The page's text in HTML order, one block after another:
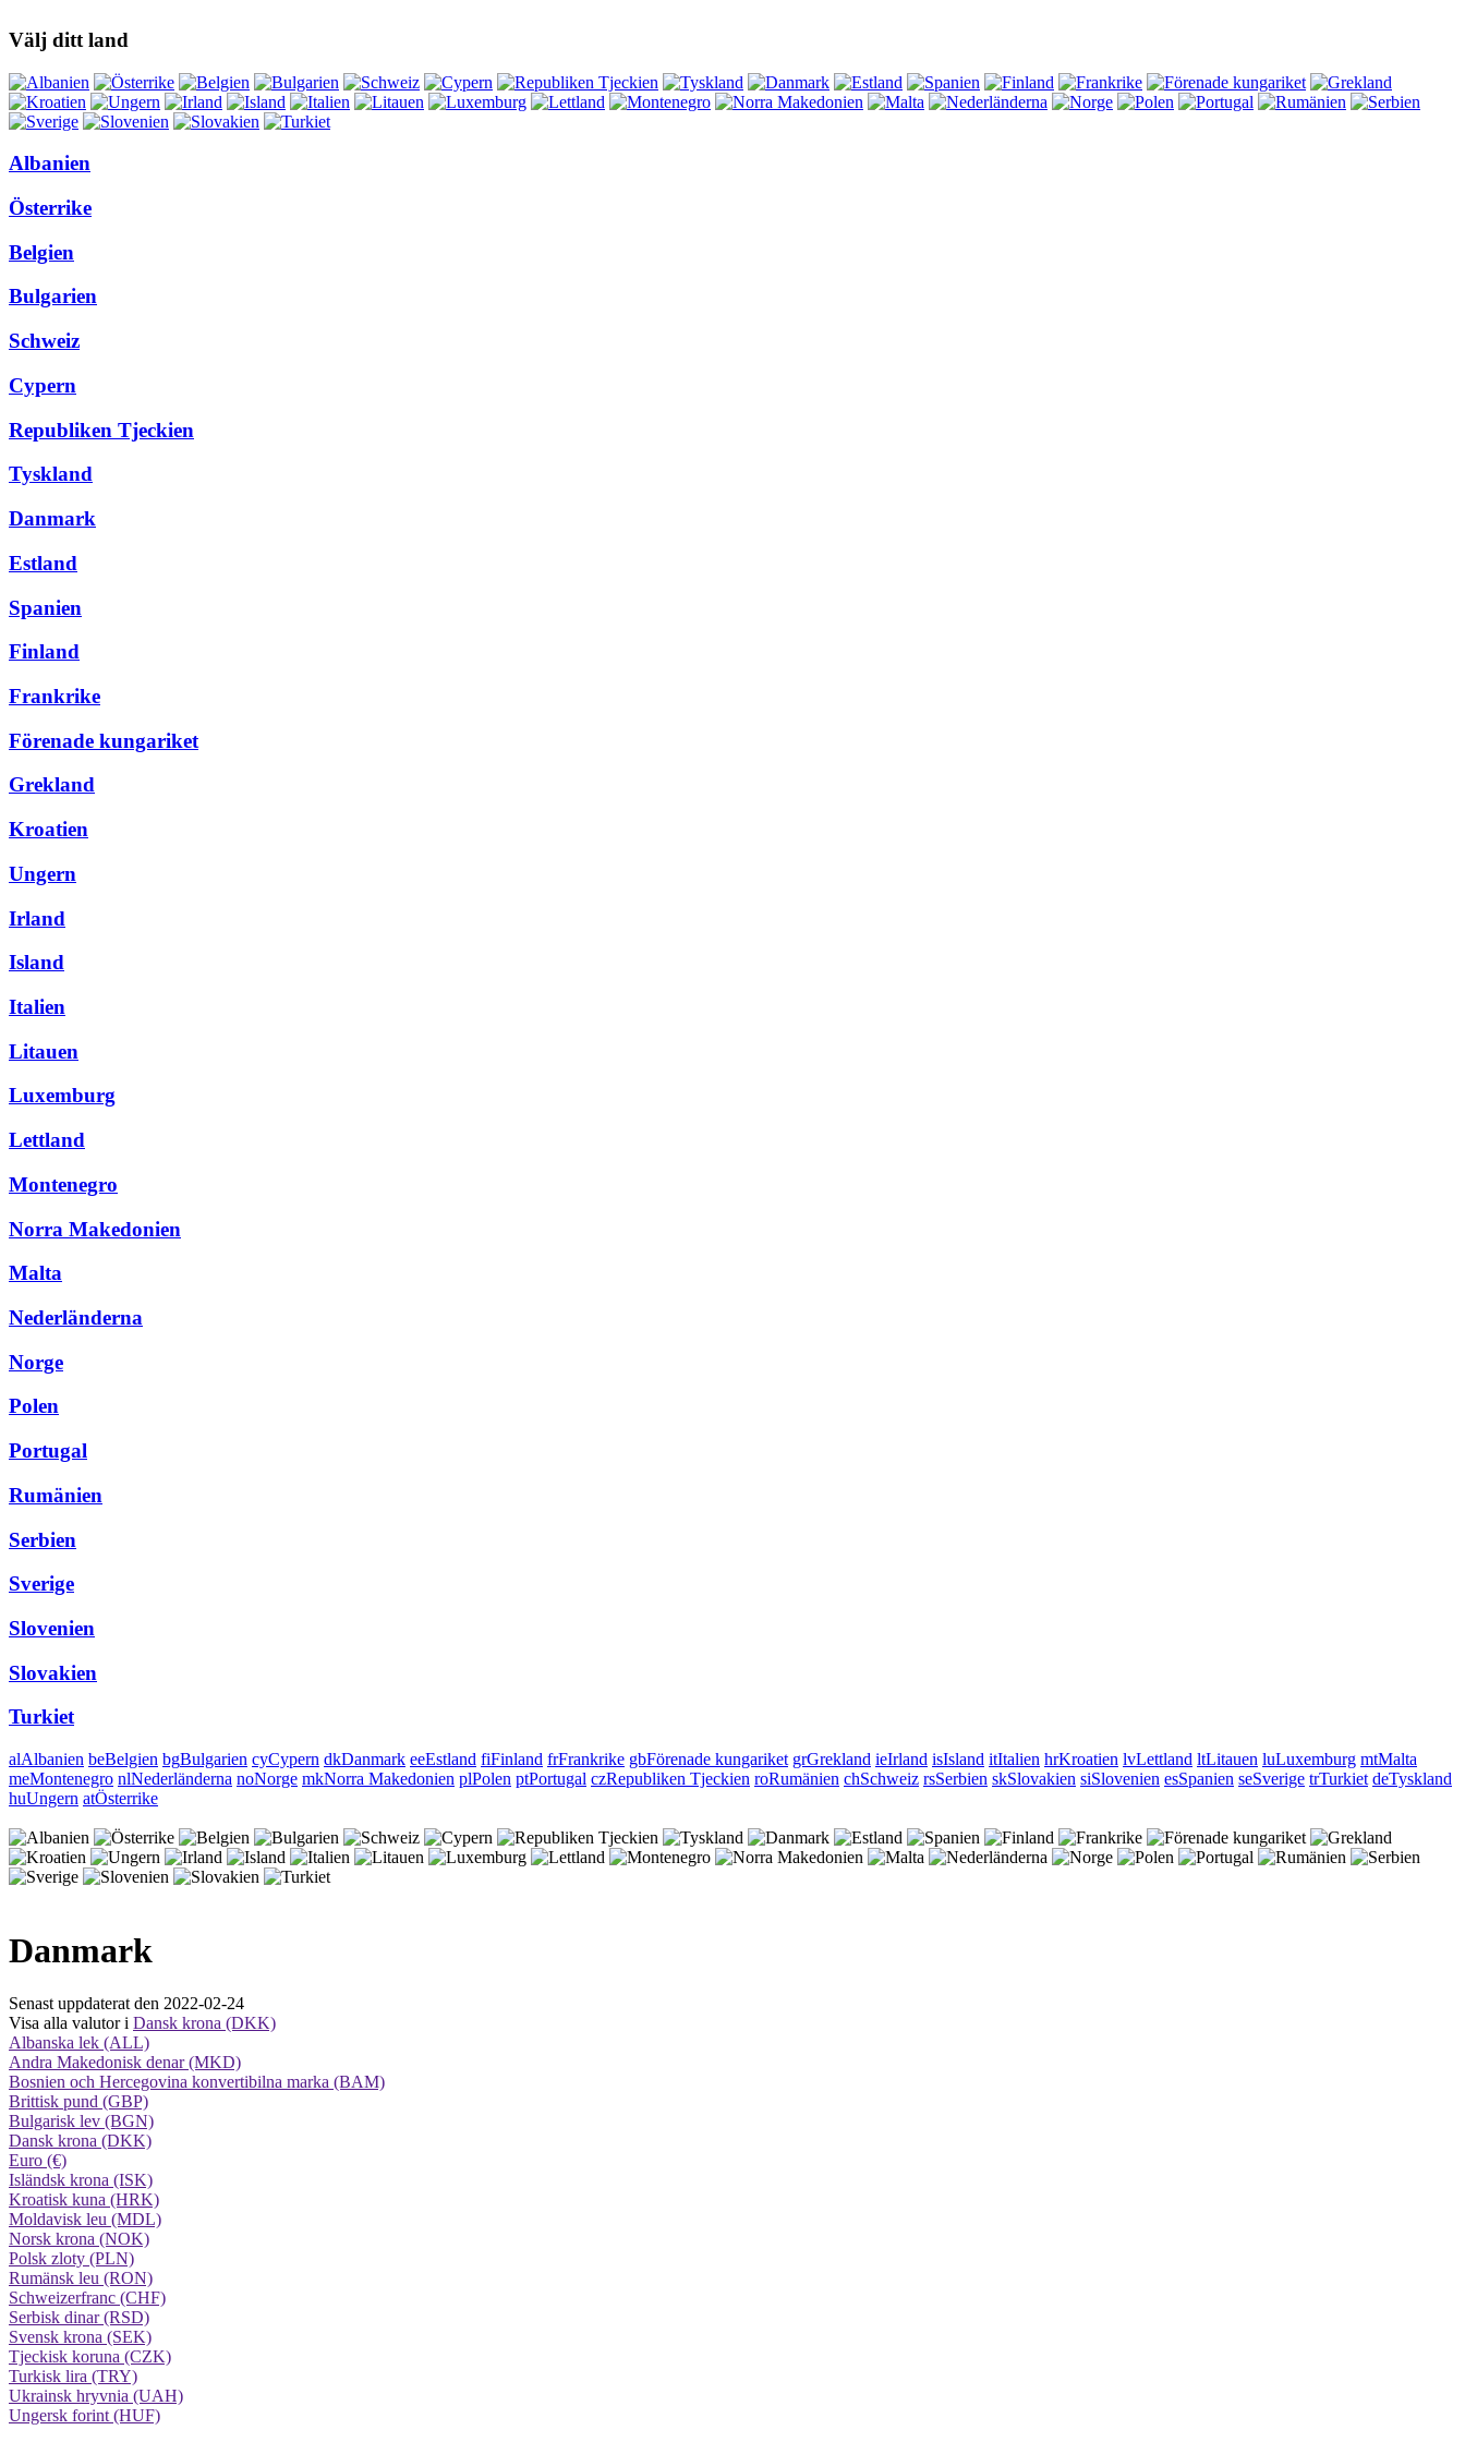
Välj ditt land
Albanien
Österrike
Belgien
Bulgarien
Schweiz
Cypern
Republiken Tjeckien
Tyskland
Danmark
Estland
Spanien
Finland
Frankrike
Förenade kungariket
Grekland
Kroatien
Ungern
Irland
Island
Italien
Litauen
Luxemburg
Lettland
Montenegro
Norra Makedonien
Malta
Nederländerna
Norge
Polen
Portugal
Rumänien
Serbien
Sverige
Slovenien
Slovakien
Turkiet
alAlbanien beBelgien bgBulgarien cyCypern dkDanmark eeEstland fiFinland frFrankrike gbFörenade kungariket grGrekland ieIrland isIsland itItalien hrKroatien lvLettland ltLitauen luLuxemburg mtMalta
meMontenegro nlNederländerna noNorge mkNorra Makedonien plPolen ptPortugal czRepubliken Tjeckien roRumänien chSchweiz rsSerbien skSlovakien siSlovenien esSpanien seSverige trTurkiet deTyskland
huUngern atÖsterrike
Danmark
Senast uppdaterat den 2022-02-24
Visa alla valutor i Dansk krona (DKK)
Albanska lek (ALL)
Andra Makedonisk denar (MKD)
Bosnien och Hercegovina konvertibilna marka (BAM)
Brittisk pund (GBP)
Bulgarisk lev (BGN)
Dansk krona (DKK)
Euro (€)
Isländsk krona (ISK)
Kroatisk kuna (HRK)
Moldavisk leu (MDL)
Norsk krona (NOK)
Polsk zloty (PLN)
Rumänsk leu (RON)
Schweizerfranc (CHF)
Serbisk dinar (RSD)
Svensk krona (SEK)
Tjeckisk koruna (CZK)
Turkisk lira (TRY)
Ukrainsk hryvnia (UAH)
Ungersk forint (HUF)